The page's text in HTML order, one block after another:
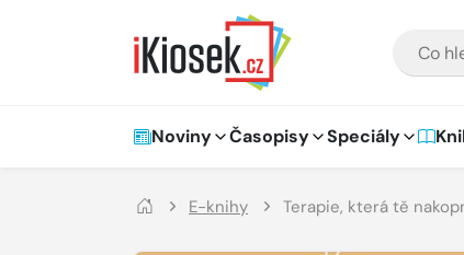
Hlavní navigace
Noviny Časopisy Speciály
E-knihy Terapie, která tě